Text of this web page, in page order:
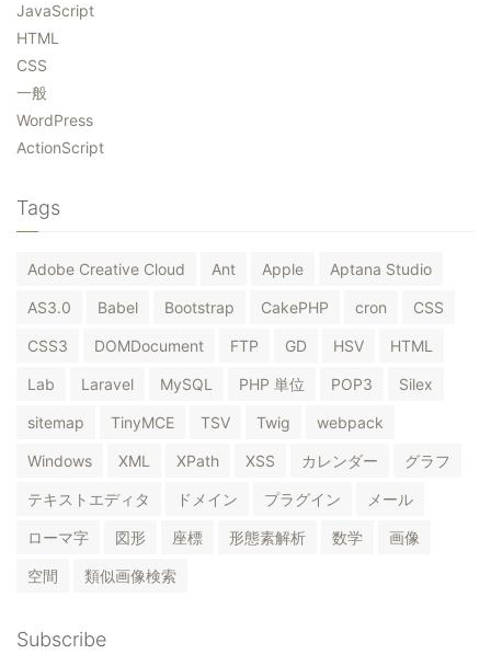
JavaScript
HTML
CSS
一般
WordPress
ActionScript
Tags
Adobe Creative Cloud Ant Apple Aptana Studio
AS3.0 Babel Bootstrap CakePHP cron CSS
CSS3 DOMDocument FTP GD HSV HTML
Lab Laravel MySQL PHP 単位 POP3 Silex
sitemap TinyMCE TSV Twig webpack
Windows XML XPath XSS カレンダー グラフ
テキストエディタ ドメイン プラグイン メール
ローマ字 図形 座標 形態素解析 数学 画像
空間 類似画像検索
Subscribe